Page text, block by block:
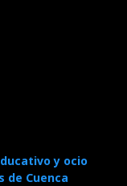
y ocio
de Cuenca